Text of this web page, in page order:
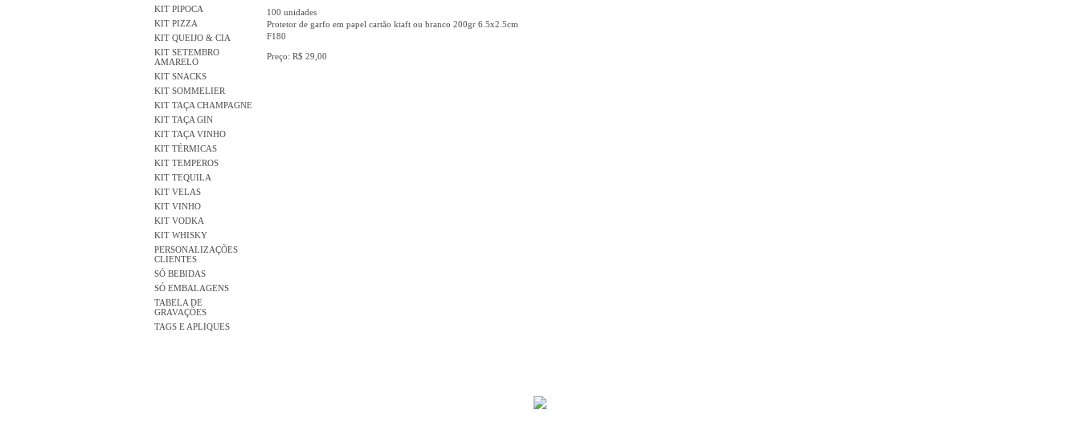
KIT PIPOCA
KIT PIZZA
KIT QUEIJO & CIA
KIT SETEMBRO
AMARELO
KIT SNACKS
KIT SOMMELIER
KIT TAÇA CHAMPAGNE
KIT TAÇA GIN
KIT TAÇA VINHO
KIT TÉRMICAS
KIT TEMPEROS
KIT TEQUILA
KIT VELAS
KIT VINHO
KIT VODKA
KIT WHISKY
PERSONALIZAÇÕES
CLIENTES
SÓ BEBIDAS
SÓ EMBALAGENS
TABELA DE
GRAVAÇÕES
TAGS E APLIQUES
100 unidades
Protetor de garfo em papel cartão ktaft ou branco 200gr 6.5x2.5cm
F180
Preço: R$ 29,00